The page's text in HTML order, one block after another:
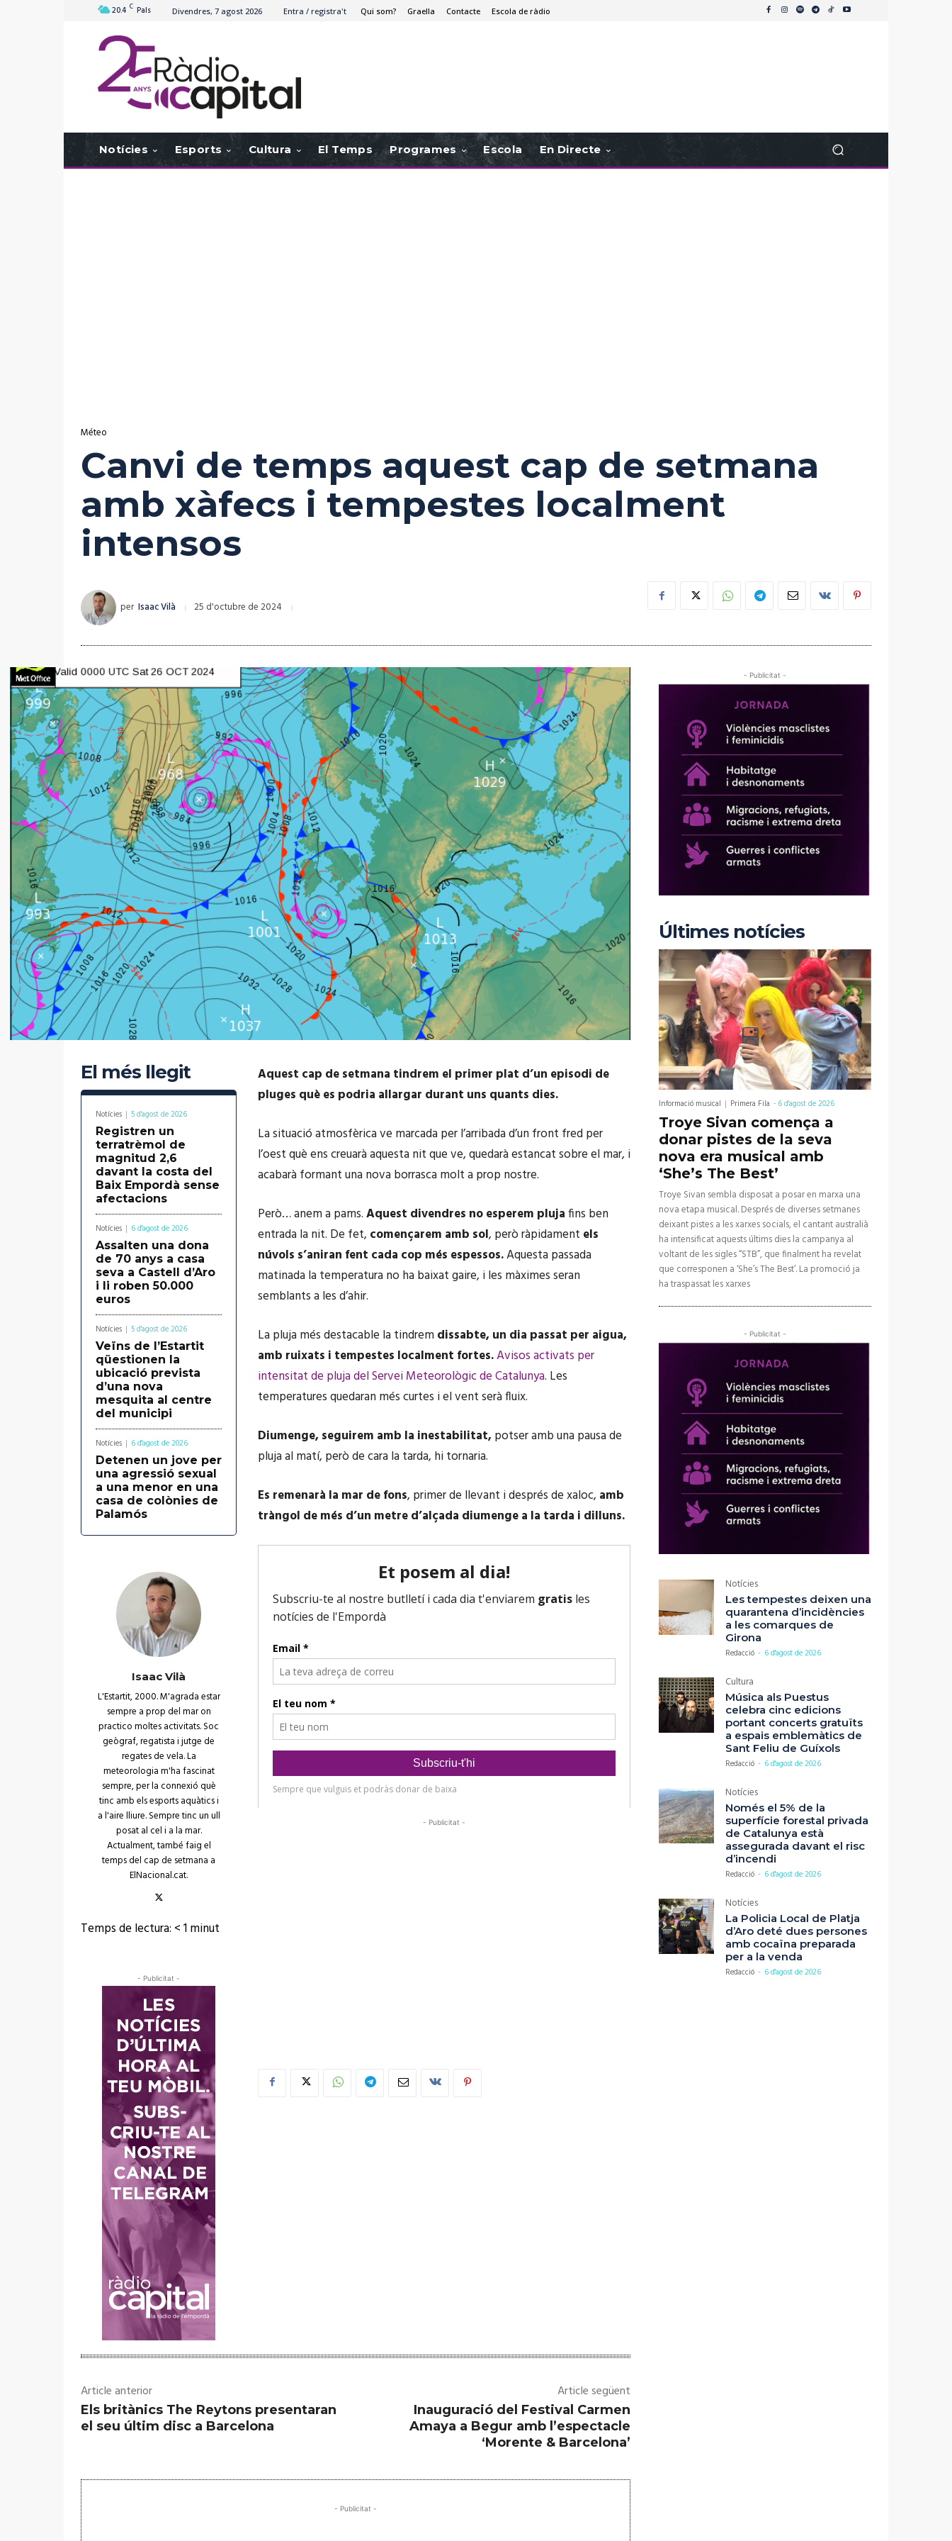
20.4 C Pals Divendres, 7 agost 2026 Entra / registra't Qui som? Graella Contacte Escola de ràdio
Notícies Esports Cultura El Temps Programes Escola En Directe
Méteo
Canvi de temps aquest cap de setmana
amb xàfecs i tempestes localment
intensos
per Isaac Vilà 25 d'octubre de 2024
El més llegit
Notícies 5 d'agost de 2026
Registren un
terratrèmol de
magnitud 2,6
davant la costa del
Baix Empordà sense
afectacions
Notícies 6 d'agost de 2026
Assalten una dona
de 70 anys a casa
seva a Castell d’Aro
i li roben 50.000
euros
Notícies 5 d'agost de 2026
Veïns de l’Estartit
qüestionen la
ubicació prevista
d’una nova
mesquita al centre
del municipi
Notícies 6 d'agost de 2026
Detenen un jove per
una agressió sexual
a una menor en una
casa de colònies de
Palamós
Isaac Vilà
L'Estartit, 2000. M'agrada estar
sempre a prop del mar on
practico moltes activitats. Soc
geògraf, regatista i jutge de
regates de vela. La
meteorologia m'ha fascinat
sempre, per la connexió què
tinc amb els esports aquàtics i
a l'aire lliure. Sempre tinc un ull
posat al cel i a la mar.
Actualment, també faig el
temps del cap de setmana a
ElNacional.cat.
Temps de lectura: < 1minut
- Publicitat -
Aquest cap de setmana tindrem el primer plat d’un episodi de
pluges què es podria allargar durant uns quants dies.
La situació atmosfèrica ve marcada per l’arribada d’un front fred per
l’oest què ens creuarà aquesta nit que ve, quedarà estancat sobre el mar, i
acabarà formant una nova borrasca molt a prop nostre.
Però… anem a pams.Aquest divendres no esperem plujafins ben
entrada la nit. De fet, començarem amb sol, però ràpidament els
núvols s’aniran fent cada cop més espessos.Aquesta passada
matinada la temperatura no ha baixat gaire, i les màximes seran
semblants a les d’ahir.
La pluja més destacable la tindrem dissabte, un dia passat per aigua,
amb ruixats i tempestes localment fortes.Avisos activats per
intensitat de pluja del Servei Meteorològic de Catalunya. Les
temperatures quedaran més curtes i el vent serà fluix.
Diumenge, seguirem amb la inestabilitat,potser amb una pausa de
pluja al matí, però de cara la tarda, hi tornaria.
Es remenarà la mar de fons, primer de llevant i després de xaloc, amb
tràngol de més d’un metre d’alçada diumenge a la tarda i dilluns.
- Publicitat -
Article anterior
Els britànics The Reytons presentaran
el seu últim disc a Barcelona
Article següent
Inauguració del Festival Carmen
Amaya a Begur amb l’espectacle
‘Morente & Barcelona’
- Publicitat -
- Publicitat -
Últimes notícies
Informació musical Primera Fila -6 d'agost de 2026
Troye Sivan comença a
donar pistes de la seva
nova era musical amb
‘She’s The Best’
Troye Sivan sembla disposat a posar en marxa una
nova etapa musical. Després de diverses setmanes
deixant pistes a les xarxes socials, el cantant australià
ha intensificat aquests últims dies la campanya al
voltant de les sigles “STB”, que finalment ha revelat
que corresponen a ‘She’s The Best’. La promoció ja
ha traspassat les xarxes
- Publicitat -
Notícies
Les tempestes deixen una
quarantena d’incidències
a les comarques de
Girona
Redacció - 6 d'agost de 2026
Cultura
Música als Puestus
celebra cinc edicions
portant concerts gratuïts
a espais emblemàtics de
Sant Feliu de Guíxols
Redacció - 6 d'agost de 2026
Notícies
Només el 5% de la
superfície forestal privada
de Catalunya està
assegurada davant el risc
d’incendi
Redacció - 6 d'agost de 2026
Notícies
La Policia Local de Platja
d’Aro deté dues persones
amb cocaïna preparada
per a la venda
Redacció - 6 d'agost de 2026